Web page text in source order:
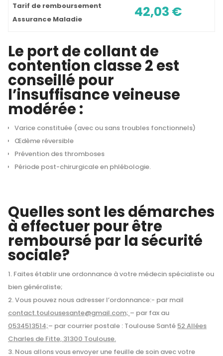
Tarif de remboursement
Assurance Maladie
42,03 €
Le port de collant de
contention classe 2 est
conseillé pour
l’insuffisance veineuse
modérée :
Varice constituée (avec ou sans troubles fonctionnels)
Œdème réversible
Prévention des thromboses
Période post-chirurgicale en phlébologie.
Quelles sont les démarches
à effectuer pour être
remboursé par la sécurité
sociale?
Faites établir une ordonnance à votre médecin spécialiste ou
bien généraliste;
Vous pouvez nous adresser l’ordonnance:- par mail
contact.toulousesante@gmail.com; – par fax au
0534513514;– par courrier postale : Toulouse Santé 52 Allées
Charles de Fitte, 31300 Toulouse.
Nous allons vous envoyer une feuille de soin avec votre